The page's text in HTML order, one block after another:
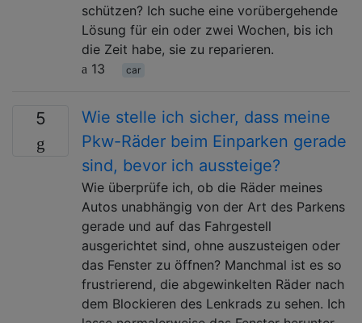
schützen? Ich suche eine vorübergehende
Lösung für ein oder zwei Wochen, bis ich
die Zeit habe, sie zu reparieren.
13
car
5
Wie stelle ich sicher, dass meine
Pkw-Räder beim Einparken gerade
sind, bevor ich aussteige?
Wie überprüfe ich, ob die Räder meines
Autos unabhängig von der Art des Parkens
gerade und auf das Fahrgestell
ausgerichtet sind, ohne auszusteigen oder
das Fenster zu öffnen? Manchmal ist es so
frustrierend, die abgewinkelten Räder nach
dem Blockieren des Lenkrads zu sehen. Ich